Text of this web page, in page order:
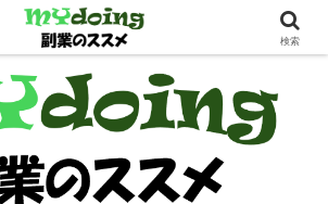
副業界隈
検索